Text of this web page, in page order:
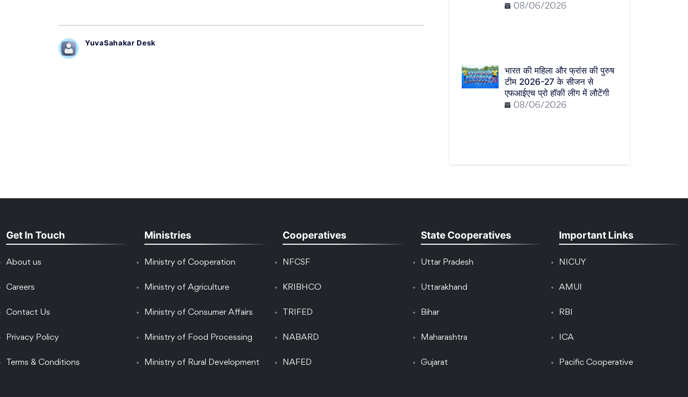
YuvaSahakar Desk
08/06/2026
भारत की महिला और फ्रांस की पुरुष
टीम 2026-27 के सीजन से
एफआईएच प्रो हॉकी लीग में लौटेंगी
08/06/2026
Get In Touch
About us
Careers
Contact Us
Privacy Policy
Terms & Conditions
Ministries
Ministry of Cooperation
Ministry of Agriculture
Ministry of Consumer Affairs
Ministry of Food Processing
Ministry of Rural Development
Cooperatives
NFCSF
KRIBHCO
TRIFED
NABARD
NAFED
State Cooperatives
Uttar Pradesh
Uttarakhand
Bihar
Maharashtra
Gujarat
Important Links
NICUY
AMUI
RBI
ICA
Pacific Cooperative